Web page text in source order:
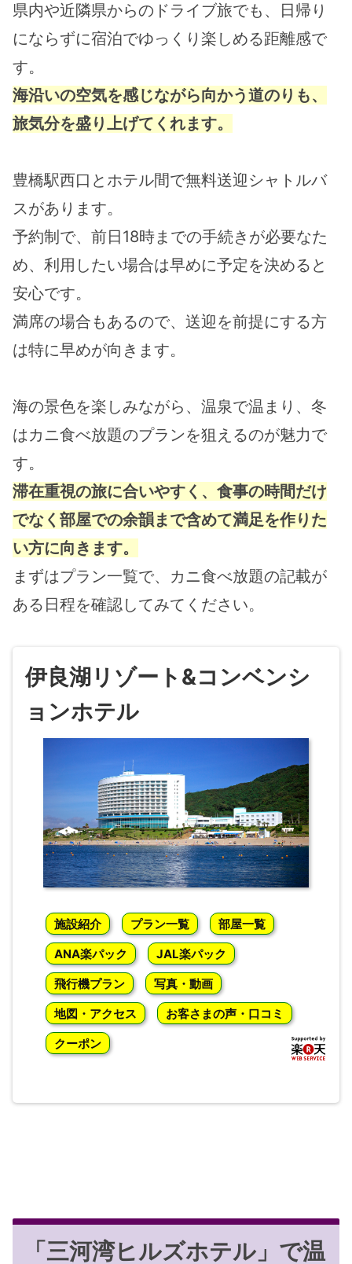
県内や近隣県からのドライブ旅でも、日帰り
にならずに宿泊でゆっくり楽しめる距離感で
す。
海沿いの空気を感じながら向かう道のりも、
旅気分を盛り上げてくれます。
豊橋駅西口とホテル間で無料送迎シャトルバ
スがあります。
予約制で、前日18時までの手続きが必要なた
め、利用したい場合は早めに予定を決めると
安心です。
満席の場合もあるので、送迎を前提にする方
は特に早めが向きます。
海の景色を楽しみながら、温泉で温まり、冬
はカニ食べ放題のプランを狙えるのが魅力で
す。
滞在重視の旅に合いやすく、食事の時間だけ
でなく部屋での余韻まで含めて満足を作りた
い方に向きます。
まずはプラン一覧で、カニ食べ放題の記載が
ある日程を確認してみてください。
伊良湖リゾート&コンベンシ
ョンホテル
施設紹介 プラン一覧
部屋一覧
ANA楽パック
JAL楽パック
飛行機プラン
写真・動画
地図・アクセス
お客さまの声・口コミ
クーポン
「三河湾ヒルズホテル」で温